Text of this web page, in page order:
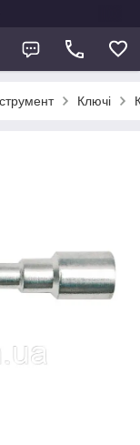
Ключі